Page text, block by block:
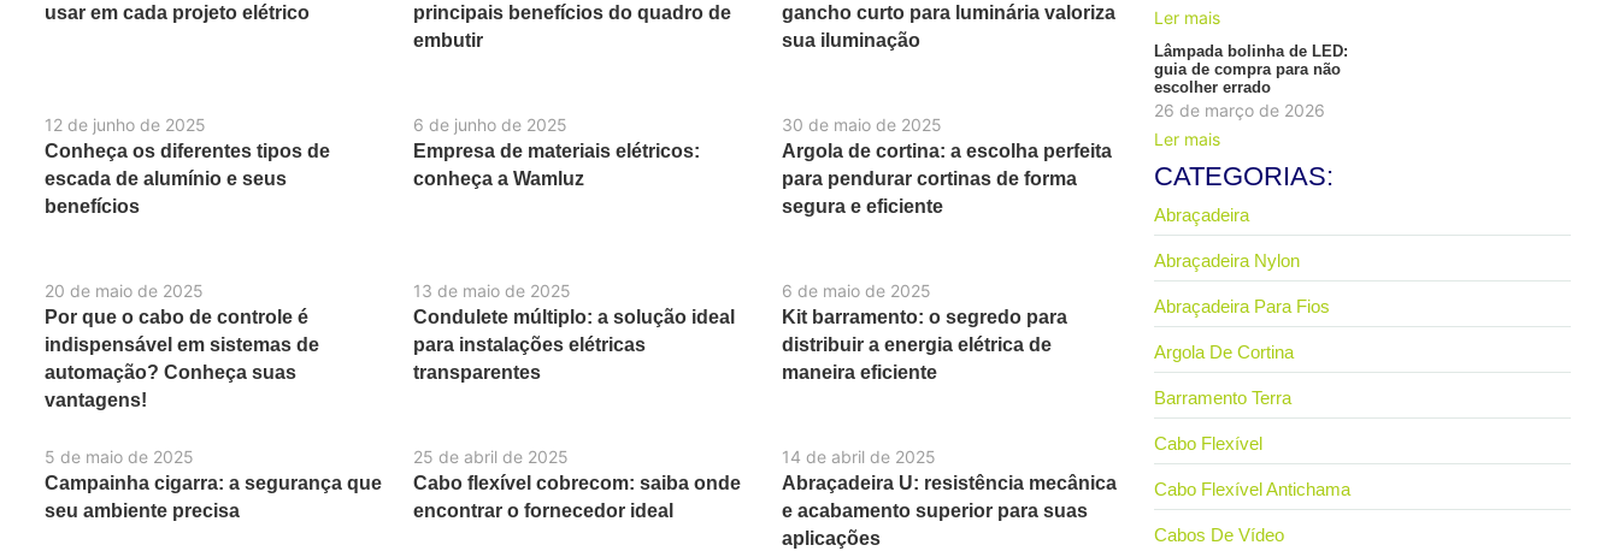
usar em cada projeto elétrico
principais benefícios do quadro de
embutir
gancho curto para luminária valoriza
sua iluminação
12 de junho de 2025
Conheça os diferentes tipos de
escada de alumínio e seus
benefícios
6 de junho de 2025
Empresa de materiais elétricos:
conheça a Wamluz
30 de maio de 2025
Argola de cortina: a escolha perfeita
para pendurar cortinas de forma
segura e eficiente
20 de maio de 2025
Por que o cabo de controle é
indispensável em sistemas de
automação? Conheça suas
vantagens!
13 de maio de 2025
Condulete múltiplo: a solução ideal
para instalações elétricas
transparentes
6 de maio de 2025
Kit barramento: o segredo para
distribuir a energia elétrica de
maneira eficiente
5 de maio de 2025
Campainha cigarra: a segurança que
seu ambiente precisa
25 de abril de 2025
Cabo flexível cobrecom: saiba onde
encontrar o fornecedor ideal
14 de abril de 2025
Abraçadeira U: resistência mecânica
e acabamento superior para suas
aplicações
Ler mais
Lâmpada bolinha de LED:
guia de compra para não
escolher errado
26 de março de 2026
Ler mais
CATEGORIAS:
Abraçadeira
Abraçadeira Nylon
Abraçadeira Para Fios
Argola De Cortina
Barramento Terra
Cabo Flexível
Cabo Flexível Antichama
Cabos De Vídeo